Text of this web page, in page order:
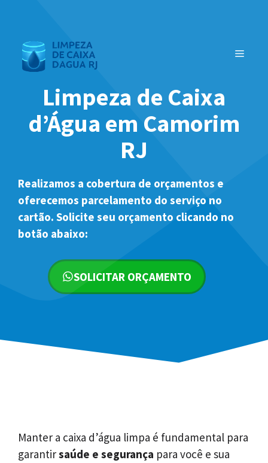
conteúdo
MENU
Limpeza de Caixa
d’Água em Camorim
RJ
Realizamos a cobertura de orçamentos e
oferecemos parcelamento do serviço no
cartão. Solicite seu orçamento clicando no
botão abaixo:
SOLICITAR ORÇAMENTO
Manter a caixa d’água limpa é fundamental para
garantirsaúde e segurança para você e sua